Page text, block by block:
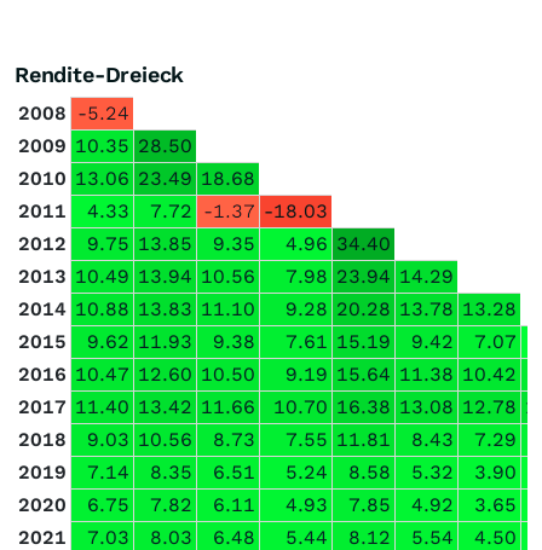
Rendite-Dreieck
2008 -5.24
2009 10.35 28.50
2010 13.06 23.49 18.68
2011
4.33 7.72 -1.37 -18.03
2012
9.75 13.85 9.35 4.96 34.40
2013 10.49 13.94 10.56 7.98 23.94 14.29
2014 10.88 13.83 11.10 9.28 20.28 13.78 13.28
2015
9.62 11.93 9.38 7.61 15.19 9.42 7.07
2016 10.47 12.60 10.50 9.19 15.64 11.38 10.42
2017 11.40 13.42 11.66 10.70 16.38 13.08 12.78
2018
9.03 10.56 8.73 7.55 11.81 8.43 7.29
2019
7.14 8.35 6.51 5.24 8.58 5.32 3.90
2020
6.75 7.82 6.11 4.93 7.85 4.92 3.65
2021
7.03 8.03 6.48 5.44 8.12 5.54 4.50